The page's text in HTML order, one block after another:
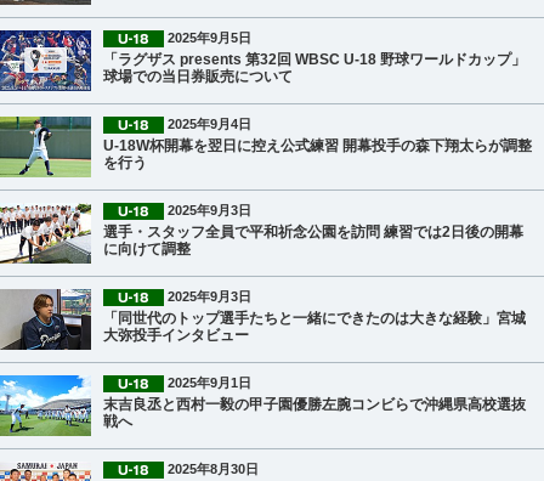
2025年9月5日
「ラグザス presents 第32回 WBSC U-18 野球ワールドカップ」
球場での当日券販売について
2025年9月4日
U-18W杯開幕を翌日に控え公式練習 開幕投手の森下翔太らが調整
を行う
2025年9月3日
選手・スタッフ全員で平和祈念公園を訪問 練習では2日後の開幕
に向けて調整
2025年9月3日
「同世代のトップ選手たちと一緒にできたのは大きな経験」宮城
大弥投手インタビュー
2025年9月1日
末吉良丞と西村一毅の甲子園優勝左腕コンビらで沖縄県高校選抜
戦へ
2025年8月30日